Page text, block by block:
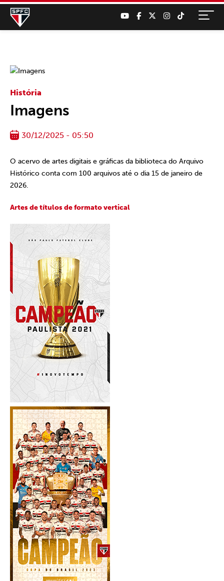
História
Imagens
30/12/2025 - 05:50
O acervo de artes digitais e gráficas da biblioteca do Arquivo
Histórico conta com 100 arquivos até o dia 15 de janeiro de
2026.
Artes de títulos de formato vertical